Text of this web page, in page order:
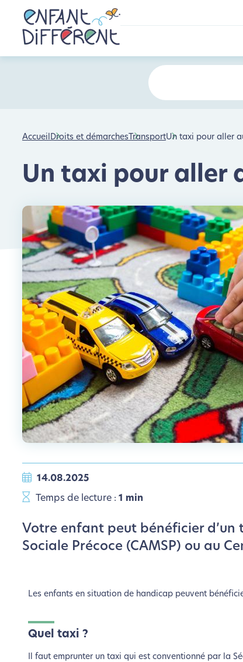
AccueilDroits et démarches TransportUn taxi pour aller
Un taxi pour aller
14.08.2025
Temps de lecture : 1 min
Votre enfant peut bénéficier d’un
Sociale Précoce (CAMSP) ou au
Les enfants en situation de handicap peuvent
Quel taxi ?
Il faut emprunter un taxi qui est conventionné par la